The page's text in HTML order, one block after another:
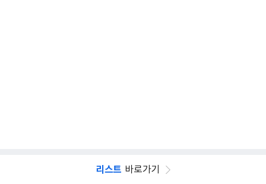
리스트 바로가기